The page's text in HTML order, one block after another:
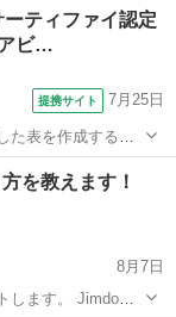
公開する場所だか
ーティファイ認定
ビ…
提携サイト 7月25日
た表を作成する
きる資格制度の、2
を教えます！
8月7日
Jimdoフ